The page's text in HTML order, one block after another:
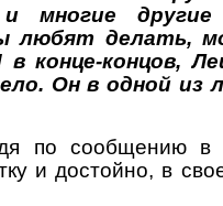
многие
любят делать,
в конце-концов,
Он в одной из
по сообщению в
и достойно, в